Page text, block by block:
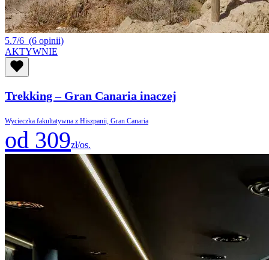
5.7/6 (6 opinii)
AKTYWNIE
Trekking – Gran Canaria inaczej
Wycieczka fakultatywna z Hiszpanii, Gran Canaria
od 309zł/os.